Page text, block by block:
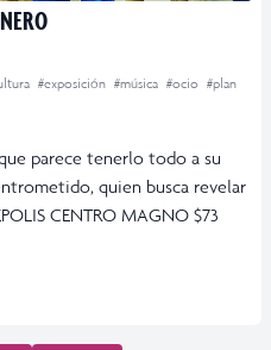
#exposición #música #ocio #plan
parece tenerlo todo a su
quien busca revelar
CENTRO MAGNO $73